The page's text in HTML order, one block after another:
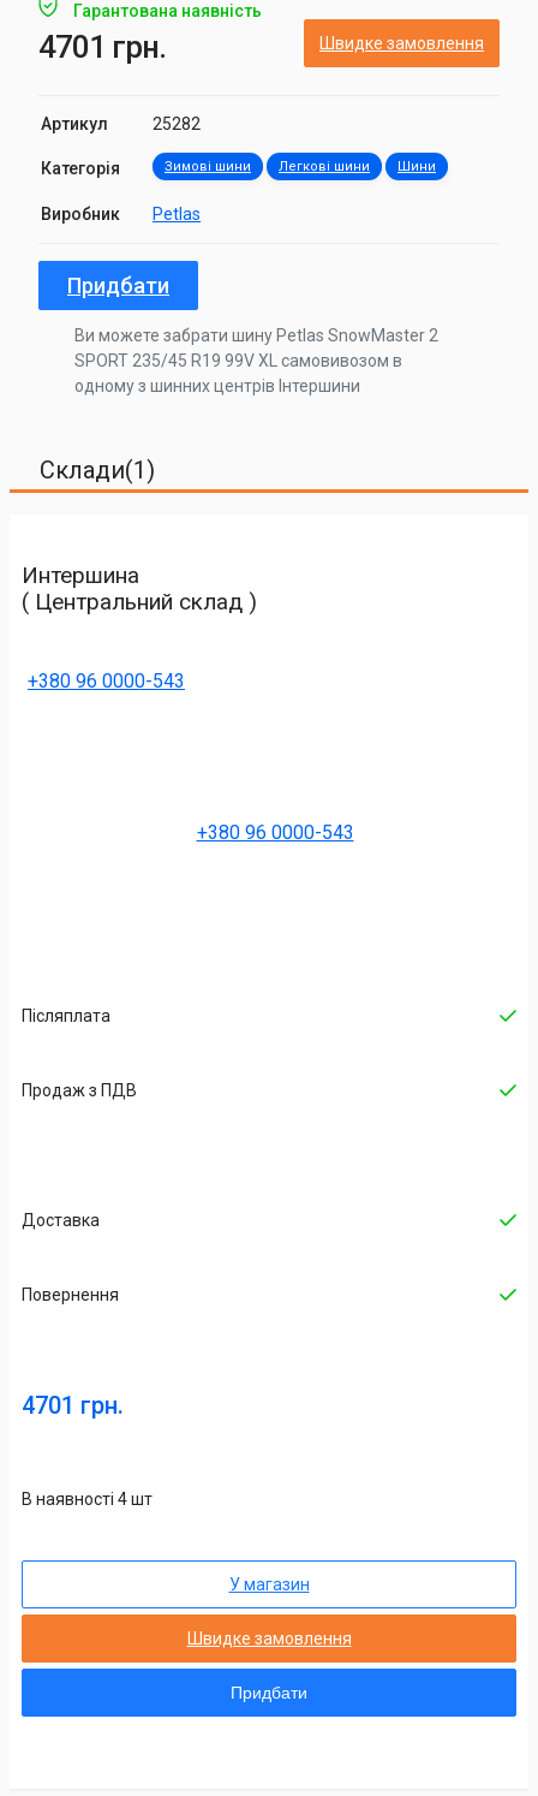
Гарантована наявність
4701 грн. Швидке замовлення
Артикул 25282
Категорія Зимові шини Легкові шини Шини
Виробник Petlas
Придбати
Ви можете забрати шину Petlas SnowMaster 2
SPORT 235/45 R19 99V XL самовивозом в
одному з шинних центрів Інтершини
Склади(1)
Интершина
( Центральний склад )
+380 96 0000-543
+380 96 0000-543
Післяплата
Продаж з ПДВ
Доставка
Повернення
4701 грн.
В наявності 4 шт
У магазин
Швидке замовлення
Придбати